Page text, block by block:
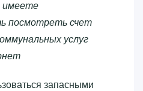
имеете
посмотреть счет
услуг
запасными